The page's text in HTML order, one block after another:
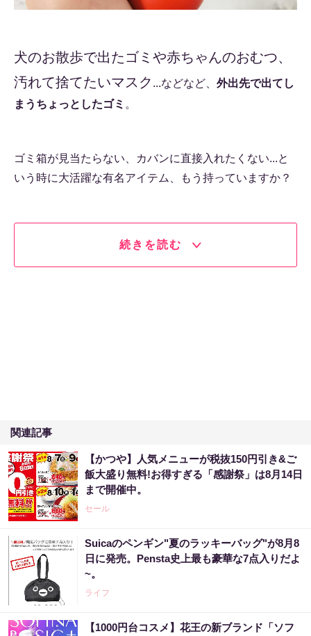
犬のお散歩で出たゴミや赤ちゃんのおむつ、
汚れて捨てたいマスク ...などなど、 外出先で出てし
まうちょっとしたゴミ 。
ゴミ箱が見当たらない、カバンに直接入れたくない...と
いう時に大活躍な有名アイテム、もう持っていますか？
続きを読む
関連記事
【かつや】人気メニューが税抜150円引き&ご
飯大盛り無料!お得すぎる「感謝祭」は8月14日
まで開催中。
セール
Suicaのペンギン"夏のラッキーバッグ"が8月8
日に発売。Pensta史上最も豪華な7点入りだよ
~。
ライフ
【1000円台コスメ】花王の新ブランド「ソフ